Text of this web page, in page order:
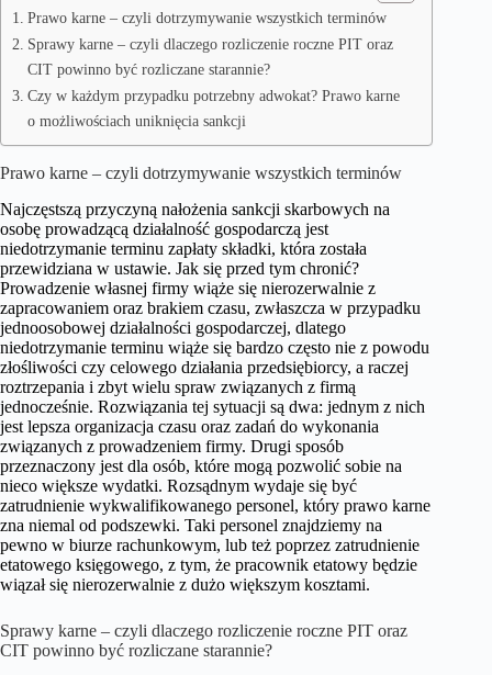
Prawo karne – czyli dotrzymywanie wszystkich terminów
Sprawy karne – czyli dlaczego rozliczenie roczne PIT oraz
CIT powinno być rozliczane starannie?
Czy w każdym przypadku potrzebny adwokat? Prawo karne
o możliwościach uniknięcia sankcji
Prawo karne – czyli dotrzymywanie wszystkich terminów
Najczęstszą przyczyną nałożenia sankcji skarbowych na
osobę prowadzącą działalność gospodarczą jest
niedotrzymanie terminu zapłaty składki, która została
przewidziana w ustawie. Jak się przed tym chronić?
Prowadzenie własnej firmy wiąże się nierozerwalnie z
zapracowaniem oraz brakiem czasu, zwłaszcza w przypadku
jednoosobowej działalności gospodarczej, dlatego
niedotrzymanie terminu wiąże się bardzo często nie z powodu
złośliwości czy celowego działania przedsiębiorcy, a raczej
roztrzepania i zbyt wielu spraw związanych z firmą
jednocześnie. Rozwiązania tej sytuacji są dwa: jednym z nich
jest lepsza organizacja czasu oraz zadań do wykonania
związanych z prowadzeniem firmy. Drugi sposób
przeznaczony jest dla osób, które mogą pozwolić sobie na
nieco większe wydatki. Rozsądnym wydaje się być
zatrudnienie wykwalifikowanego personel, który prawo karne
zna niemal od podszewki. Taki personel znajdziemy na
pewno w biurze rachunkowym, lub też poprzez zatrudnienie
etatowego księgowego, z tym, że pracownik etatowy będzie
wiązał się nierozerwalnie z dużo większym kosztami.
Sprawy karne – czyli dlaczego rozliczenie roczne PIT oraz
CIT powinno być rozliczane starannie?